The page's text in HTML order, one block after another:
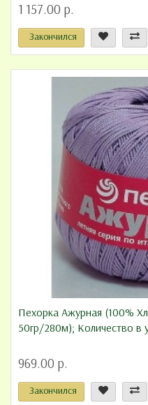
1 157.00 р.
Закончился
Пехорка Ажурная (100%
50гр/280м); Количество в
969.00 р.
Закончился